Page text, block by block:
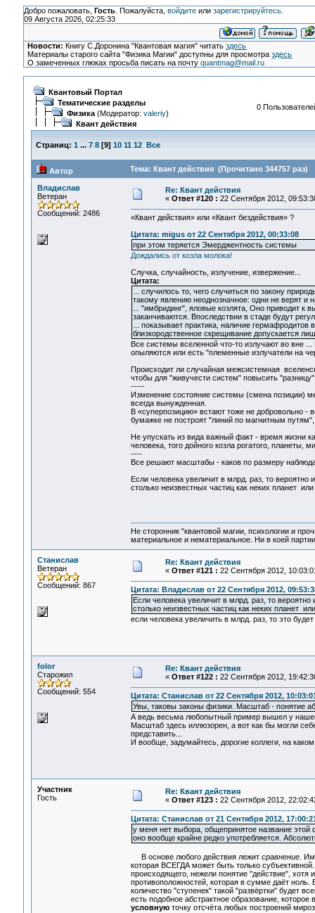
Добро пожаловать, Гость. Пожалуйста, войдитеили зарегистрируйтесь.
09 Августа 2026, 02:25:33
Новости: Книгу С.Доронина "Квантовая магия" читатьздесь
Материалы старого сайта "Физика Магии" доступны для просмотраздесь
О замеченных глюках просьба писать на почтуquantmag@mail.ru
Квантовый Портал
Тематические разделы
Физика(Модератор: valeriy)
Квант действия
0
Страниц: 1 ... 7 8[9] 10 11 12 Все
Автор Тема: Квант действия (Прочитано 344757 раз)
Владислав
Ветеран
Сообщений: 2486
Re: Квант действия
« Ответ #120 : 22 Сентября 2012,
«Квант действия» или «Квант бездействия» ?
Цитата: migus от 22 Сентября 2012, 00:33:08
при этом теряется Эмерджентность системы
Дождались от козла молока!
Случка, случайность, излучение, извержение...
Цитата:
... случилось то, чего случиться по закону
такому явлению неоднозначное: одни не верят и
... "имбридинг", яловые козлята, Оно приводит
заканчиваются. Впоследствии в стаде будут
... показывает практика, наличие
близкородственное скрещивание допускается
Все системы вселенной что-то излучают во вне
опыляются или есть "племенные излучатели на
Происходит ли случайная межсистемная
чтобы для "живучести систем" повысить
-----
Изменение состояние системы (смена позиции)
всегда вынужденная.
В «суперпозицию» встают тоже не добровольно -
бумажке не построят "линий по магнитным
Не упускать из вида важный факт - время жизни
человека, того дойного козла рогатого, планеты,
----
Все решают масштабы - каков по размеру
Если человека увеличит в млрд. раз, то
столько неизвестных частиц как неких планет
Не сторонник "квантовой магии, психологии и
материальное и нематериальное. Ни в коей
Станислав
Ветеран
Сообщений: 867
Re: Квант действия
« Ответ #121 : 22 Сентября 2012,
Цитата: Владислав от 22 Сентября 2012,
Если человека увеличит в млрд. раз, то
столько неизвестных частиц как неких планет
если человека увеличить в млрд. раз, то это
folor
Старожил
Сообщений: 554
Re: Квант действия
« Ответ #122 : 22 Сентября 2012,
Цитата: Станислав от 22 Сентября 2012,
Увы, таковы законы физики. Масштаб - понятие
А ведь весьма любопытный пример вышел у
Масштаб здесь иллюзорен, а вот как бы могли
представить...
И вообще, задумайтесь, дорогие коллеги, на
Участник
Гость
Re: Квант действия
« Ответ #123 : 22 Сентября 2012,
Цитата: Станислав от 21 Сентября 2012,
у меня нет выбора, общепринятое название этой
оно вообще крайне редко употребляется.
В основе любого действия лежит сравнение.
которая ВСЕГДА может быть только
происходящего, нежели понятие "действие",
противоположностей, которая в сумме даёт
количество "ступенек" такой "развёртки" будет
есть подобное абстрактное образование,
условнуюточку отсчёта любых построений